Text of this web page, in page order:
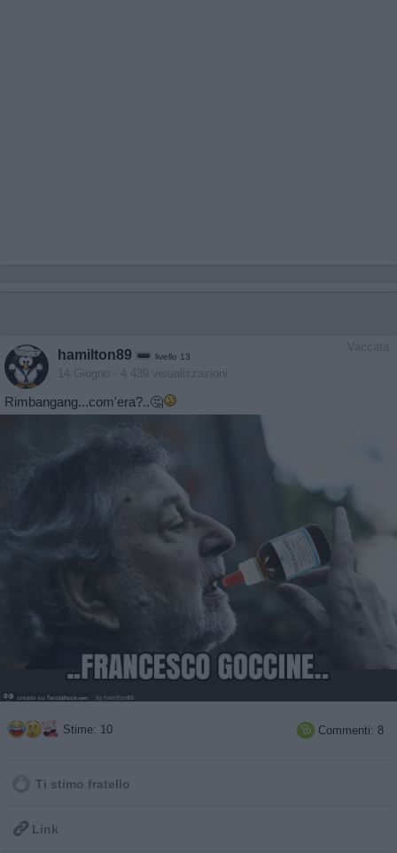
Vaccata
hamilton89 livello 13
14 Giugno - 4.439 visualizzazioni
Rimbangang...com'era?..🤔
Stime: 10  Commenti: 8
Ti stimo fratello
 Link